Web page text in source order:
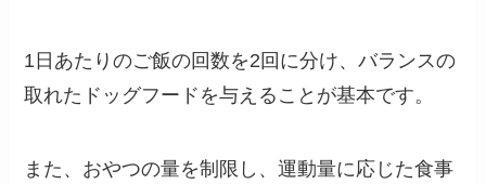
1日あたりのご飯の回数を2回に分け、バランスの
取れたドッグフードを与えることが基本です。
また、おやつの量を制限し、運動量に応じた食事